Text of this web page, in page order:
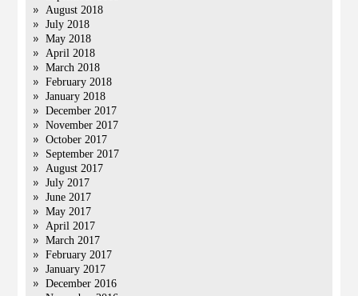
August 2018
July 2018
May 2018
April 2018
March 2018
February 2018
January 2018
December 2017
November 2017
October 2017
September 2017
August 2017
July 2017
June 2017
May 2017
April 2017
March 2017
February 2017
January 2017
December 2016